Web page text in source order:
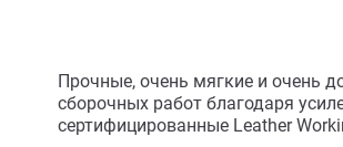
Прочные, очень мягкие и очень
сборочных работ благодаря
сертифицированные Leather